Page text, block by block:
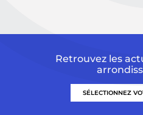
Retrouvez les